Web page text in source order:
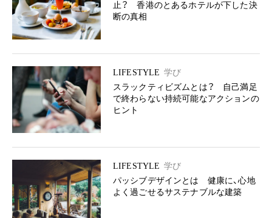
止？ 香港のとあるホテルが下した決
断の真相
LIFESTYLE 学び
スラックティビズムとは？ 自己満足
で終わらない持続可能なアクションの
ヒント
LIFESTYLE 学び
パッシブデザインとは 健康に、心地
よく過ごせるサステナブルな建築